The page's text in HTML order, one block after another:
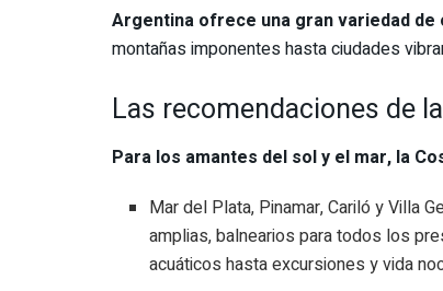
Argentina ofrece una gran variedad de
montañas imponentes hasta ciudades
Las recomendaciones de
Para los amantes del sol y el mar, la
Mar del Plata, Pinamar, Cariló y Villa
amplias, balnearios para todos los
acuáticos hasta excursiones y vida